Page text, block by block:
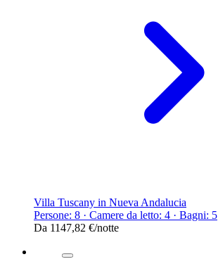
Villa Tuscany in Nueva Andalucia
Persone: 8 · Camere da letto: 4 · Bagni: 5
Da 1147,82 €/notte